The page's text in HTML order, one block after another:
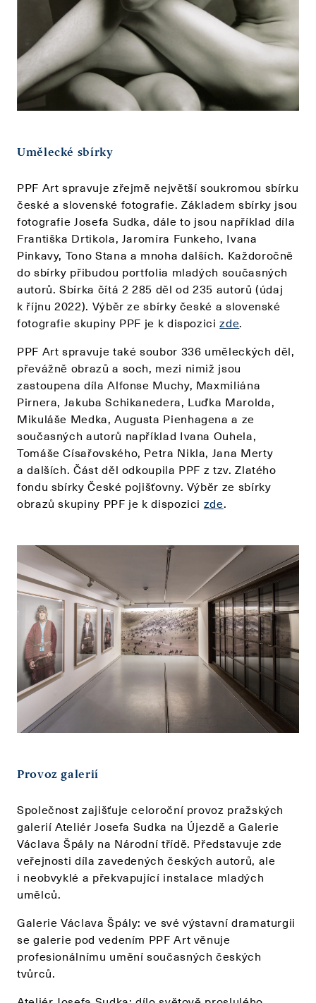
Umělecké sbírky
PPF Art spravuje zřejmě největší soukromou sbírku
české a slovenské fotografie. Základem sbírky jsou
fotografie Josefa Sudka, dále to jsou například díla
Františka Drtikola, Jaromíra Funkeho, Ivana
Pinkavy, Tono Stana a mnoha dalších. Každoročně
do sbírky přibudou portfolia mladých současných
autorů. Sbírka čítá 2 285 děl od 235 autorů (údaj
k říjnu 2022). Výběr ze sbírky české a slovenské
fotografie skupiny PPF je k dispozicizde.
PPF Art spravuje také soubor 336 uměleckých děl,
převážně obrazů a soch, mezi nimiž jsou
zastoupena díla Alfonse Muchy, Maxmiliána
Pirnera, Jakuba Schikanedera, Luďka Marolda,
Mikuláše Medka, Augusta Pienhagena a ze
současných autorů například Ivana Ouhela,
Tomáše Císařovského, Petra Nikla, Jana Merty
a dalších. Část děl odkoupila PPF z tzv. Zlatého
fondu sbírky České pojišťovny. Výběr ze sbírky
obrazů skupiny PPF je k dispozici zde.
Provoz galerií
Společnost zajišťuje celoroční provoz pražských
galerií Ateliér Josefa Sudka na Újezdě a Galerie
Václava Špály na Národní třídě. Představuje zde
veřejnosti díla zavedených českých autorů, ale
i neobvyklé a překvapující instalace mladých
umělců.
Galerie Václava Špály: ve své výstavní dramaturgii
se galerie pod vedením PPF Art věnuje
profesionálnímu umění současných českých
tvůrců.